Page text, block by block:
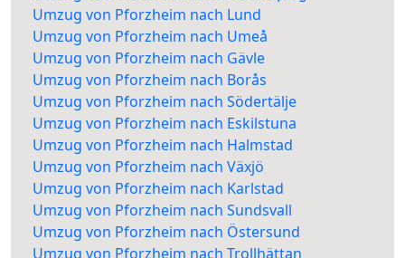
Umzug von Pforzheim nach Lund
Umzug von Pforzheim nach Umeå
Umzug von Pforzheim nach Gävle
Umzug von Pforzheim nach Borås
Umzug von Pforzheim nach Södertälje
Umzug von Pforzheim nach Eskilstuna
Umzug von Pforzheim nach Halmstad
Umzug von Pforzheim nach Växjö
Umzug von Pforzheim nach Karlstad
Umzug von Pforzheim nach Sundsvall
Umzug von Pforzheim nach Östersund
Umzug von Pforzheim nach Trollhättan